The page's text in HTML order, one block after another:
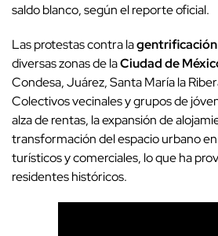
saldo blanco, según el reporte oficial.
Las protestas contra lagentrificación
diversas zonas de laCiudad de
Condesa, Juárez, Santa María la
Colectivos vecinales y grupos de
alza de rentas, la expansión de
transformación del espacio urbano
turísticos y comerciales, lo que ha
residentes históricos.